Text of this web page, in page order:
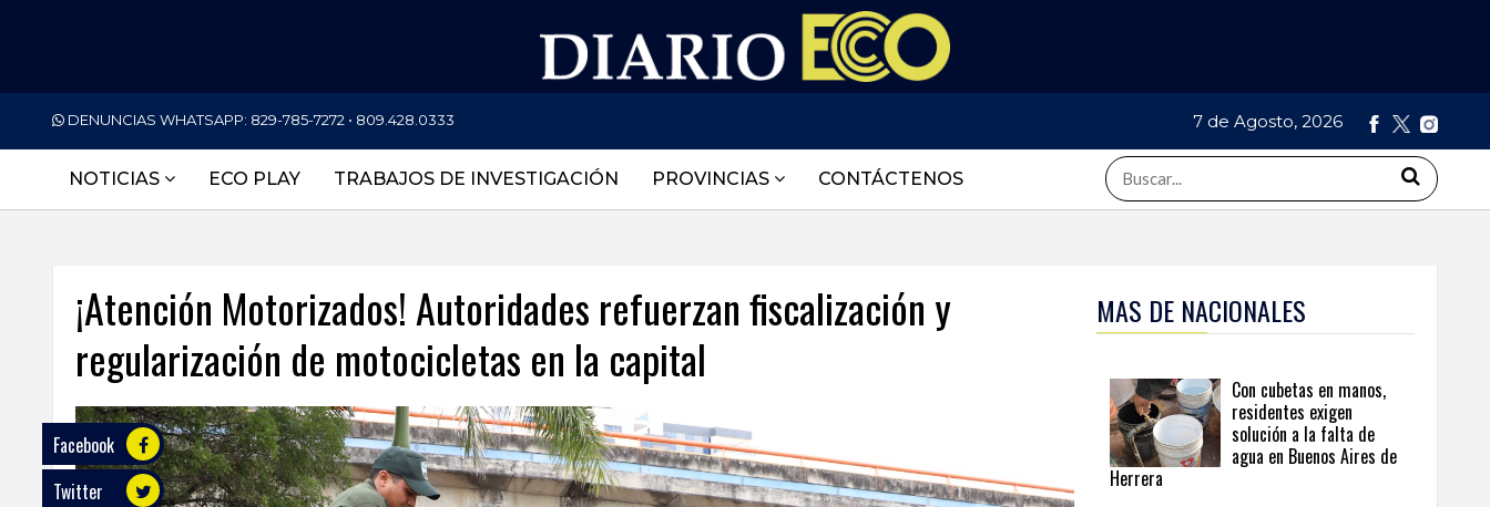
DENUNCIAS WHATSAPP: 829-785-7272 • 809.428.0333 7 de Agosto, 2026
NOTICIAS ECO PLAY TRABAJOS DE INVESTIGACIÓN PROVINCIAS CONTÁCTENOS
NACIONALES
ECONOMÍA
SALUD
TECNOLOGÍA
¡Atención Motorizados! Autoridades refuerzan fiscalización y
regularización de motocicletas en la capital
Facebook
Twitter
MAS DE NACIONALES
Con cubetas en manos,
residentes exigen
solución a la falta de
agua en Buenos Aires de
Herrera